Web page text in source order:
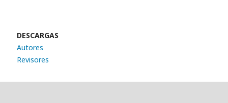
DESCARGAS
Autores
Revisores